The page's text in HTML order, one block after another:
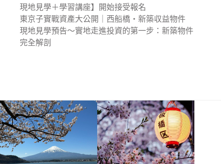
現地見學＋學習講座】開始接受報名
東京子實戰資產大公開｜西船橋・新築収益物件
現地見學預告〜實地走進投資的第一步：新築物件
完全解剖